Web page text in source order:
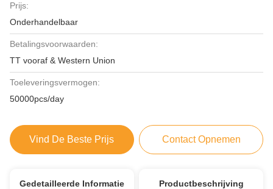
Prijs:
Onderhandelbaar
Betalingsvoorwaarden:
TT vooraf & Western Union
Toeleveringsvermogen:
50000pcs/day
Vind De Beste Prijs Contact Opnemen
Gedetailleerde Informatie Productbeschrijving